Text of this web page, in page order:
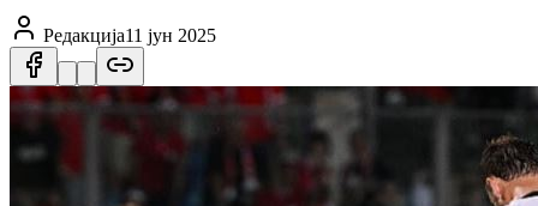
Редакција11 јун 2025